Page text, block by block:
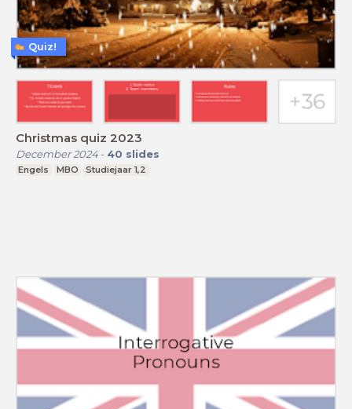
Christmas quiz 2023
December 2024- 40 slides
Engels MBO Studiejaar 1,2
Quiz!